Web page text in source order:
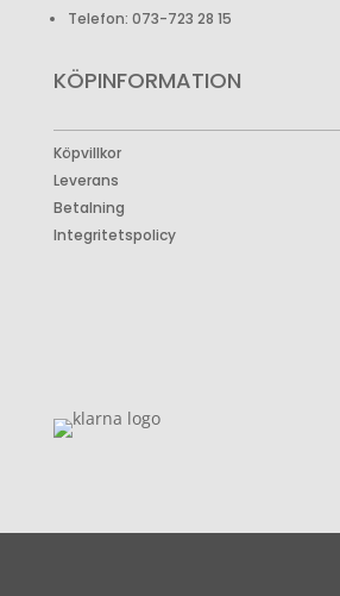
Telefon: 073-723 28 15
KÖPINFORMATION
Köpvillkor
Leverans
Betalning
Integritetspolicy